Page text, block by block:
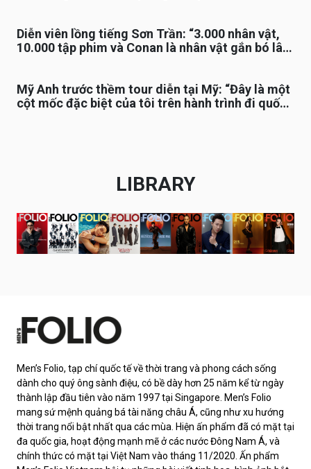
Diễn viên lồng tiếng Sơn Trần: “3.000 nhân vật,
10.000 tập phim và Conan là nhân vật gắn bó lâu
Mỹ Anh trước thềm tour diễn tại Mỹ: “Đây là một
cột mốc đặc biệt của tôi trên hành trình đi quốc
LIBRARY
Men’s Folio, tạp chí quốc tế về thời trang và phong cách sống
dành cho quý ông sành điệu, có bề dày hơn 25 năm kể từ ngày
thành lập đầu tiên vào năm 1997 tại Singapore. Men’s Folio
mang sứ mệnh quảng bá tài năng châu Á, cũng như xu hướng
thời trang nổi bật nhất qua các mùa. Hiện ấn phẩm đã có mặt tại
đa quốc gia, hoạt động mạnh mẽ ở các nước Đông Nam Á, và
chính thức có mặt tại Việt Nam vào tháng 11/2020. Ấn phẩm